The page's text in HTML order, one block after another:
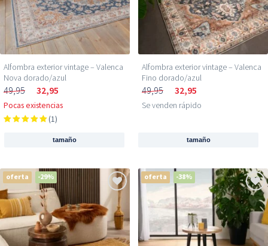
Alfombra exterior vintage​ – Valenca
Nova dorado/azul
49,95 32,95
Pocas existencias
(1)
tamaño
Alfombra exterior vintage​ – Valenca
Fino dorado/azul
49,95 32,95
Se venden rápido
tamaño
oferta -29% oferta -38%